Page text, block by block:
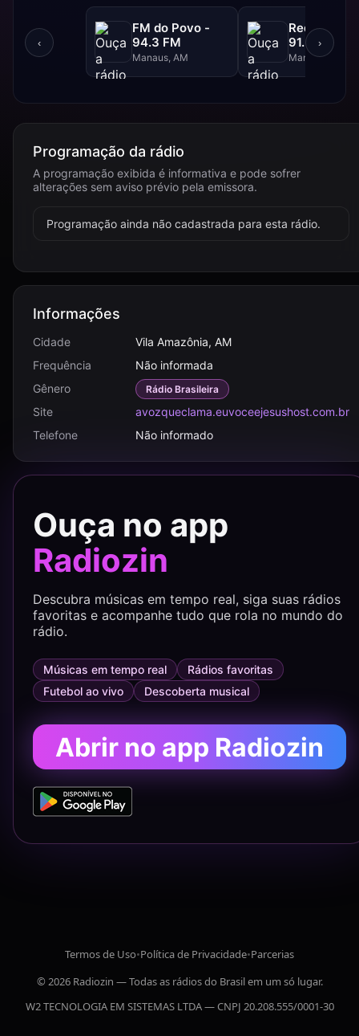
‹
FM do Povo -
94.3 FM
Manaus, AM
Rede
91.5 FM
Manaus, AM
›
Programação da rádio
A programação exibida é informativa e pode sofrer
alterações sem aviso prévio pela emissora.
Programação ainda não cadastrada para esta rádio.
Informações
Cidade
Vila Amazônia, AM
Frequência
Não informada
Gênero
Rádio Brasileira
Site
avozqueclama.euvoceejesushost.com.br
Telefone
Não informado
Ouça no app
Radiozin
Descubra músicas em tempo real, siga suas rádios
favoritas e acompanhe tudo que rola no mundo do
rádio.
Músicas em tempo real
Rádios favoritas
Futebol ao vivo
Descoberta musical
Abrir no app Radiozin
Termos de Uso•Política de Privacidade•Parcerias
© 2026 Radiozin — Todas as rádios do Brasil em um só lugar.
W2 TECNOLOGIA EM SISTEMAS LTDA — CNPJ 20.208.555/0001-30